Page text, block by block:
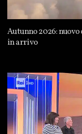
Autunno 2026:
in arrivo